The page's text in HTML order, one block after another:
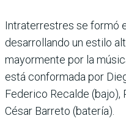
Intraterrestres se formó
desarrollando un estilo
mayormente por la
está conformada por
Federico Recalde (bajo),
César Barreto (batería).